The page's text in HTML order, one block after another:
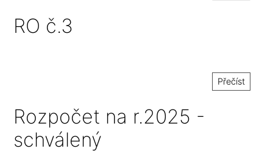
RO č.3
Přečíst
Rozpočet na r.2025 -
schválený